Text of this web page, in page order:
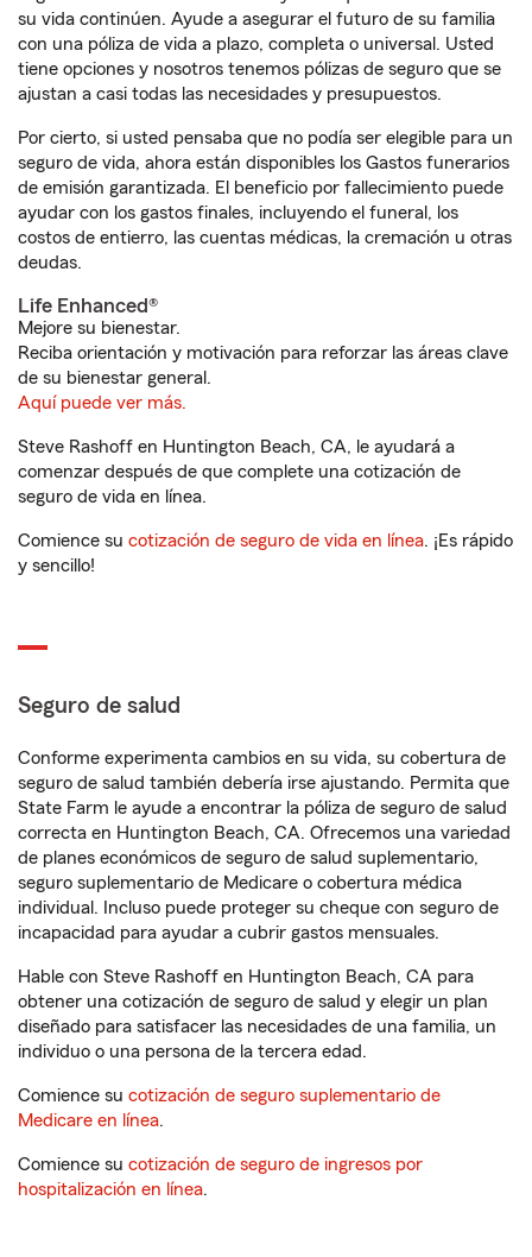
su vida continúen. Ayude a asegurar el futuro de su familia
con una póliza de vida a plazo, completa o universal. Usted
tiene opciones y nosotros tenemos pólizas de seguro que se
ajustan a casi todas las necesidades y presupuestos.
Por cierto, si usted pensaba que no podía ser elegible para un
seguro de vida, ahora están disponibles los Gastos funerarios
de emisión garantizada. El beneficio por fallecimiento puede
ayudar con los gastos finales, incluyendo el funeral, los
costos de entierro, las cuentas médicas, la cremación u otras
deudas.
Life Enhanced®
Mejore su bienestar.
Reciba orientación y motivación para reforzar las áreas clave
de su bienestar general.
Aquí puede ver más.
Steve Rashoff en Huntington Beach, CA, le ayudará a
comenzar después de que complete una cotización de
seguro de vida en línea.
Comience su cotización de seguro de vida en línea. ¡Es rápido
y sencillo!
Seguro de salud
Conforme experimenta cambios en su vida, su cobertura de
seguro de salud también debería irse ajustando. Permita que
State Farm le ayude a encontrar la póliza de seguro de salud
correcta en Huntington Beach, CA. Ofrecemos una variedad
de planes económicos de seguro de salud suplementario,
seguro suplementario de Medicare o cobertura médica
individual. Incluso puede proteger su cheque con seguro de
incapacidad para ayudar a cubrir gastos mensuales.
Hable con Steve Rashoff en Huntington Beach, CA para
obtener una cotización de seguro de salud y elegir un plan
diseñado para satisfacer las necesidades de una familia, un
individuo o una persona de la tercera edad.
Comience su cotización de seguro suplementario de
Medicare en línea.
Comience su cotización de seguro de ingresos por
hospitalización en línea.